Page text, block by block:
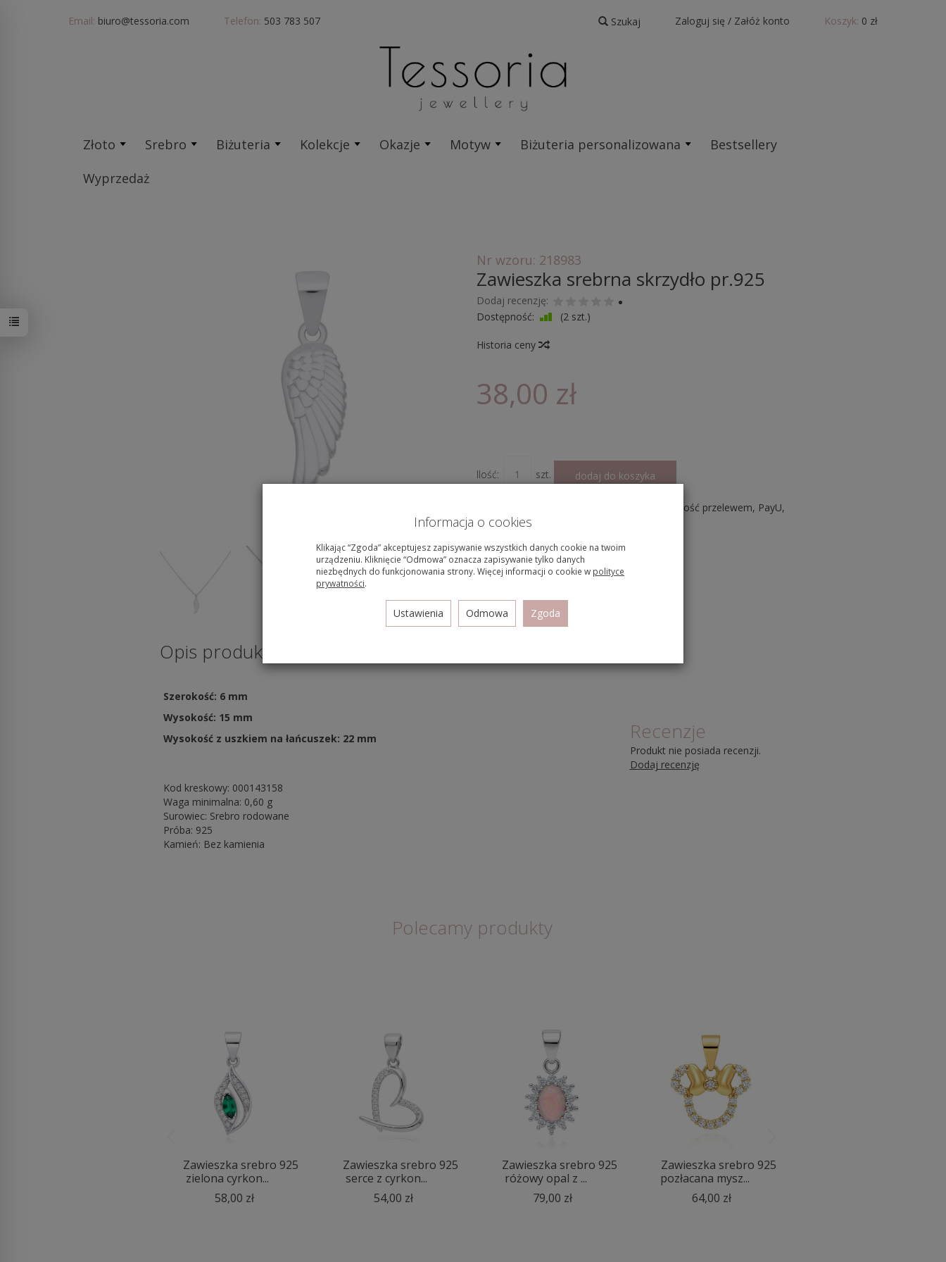
Email: biuro@tessoria.com Telefon: 503 783 507 Szukaj Zaloguj się / Załóż konto Koszyk: 0 zł
Złoto Srebro Biżuteria Kolekcje Okazje Motyw Biżuteria personalizowana
Bestsellery
Wyprzedaż
Nr wzoru: 218983
Zawieszka srebrna skrzydło pr.925
Dodaj recenzję:
Dostępność:
(2 szt.)
Historia ceny
38,00 zł
Ilość: szt. dodaj do koszyka
Płatność za pobraniem, Płatność przelewem, PayU,
Szybkie płatności Blik.
Opis produktu
Szerokość: 6 mm
Wysokość: 15 mm
Wysokość z uszkiem na łańcuszek: 22 mm
Kod kreskowy: 000143158
Waga minimalna: 0,60 g
Surowiec: Srebro rodowane
Próba: 925
Kamień: Bez kamienia
Recenzje
Produkt nie posiada recenzji.
Dodaj recenzję
Polecamy produkty
Zawieszka srebro 925
zielona cyrkon...
58,00 zł
Zawieszka srebro 925
serce z cyrkon...
54,00 zł
Zawieszka srebro 925
różowy opal z ...
79,00 zł
Zawieszka srebro 925
pozłacana mysz...
64,00 zł
Informacja o cookies
Klikając “Zgoda” akceptujesz zapisywanie wszystkich danych cookie na twoim
urządzeniu. Kliknięcie “Odmowa” oznacza zapisywanie tylko danych
niezbędnych do funkcjonowania strony. Więcej informacji o cookie w polityce
prywatności.
Ustawienia Odmowa Zgoda